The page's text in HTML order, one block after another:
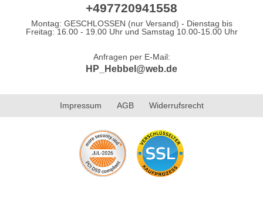
+497720941558
Montag: GESCHLOSSEN (nur Versand) - Dienstag bis
Freitag: 16.00 - 19.00 Uhr und Samstag 10.00-15.00 Uhr
Anfragen per E-Mail:
HP_Hebbel@web.de
Impressum AGB Widerrufsrecht